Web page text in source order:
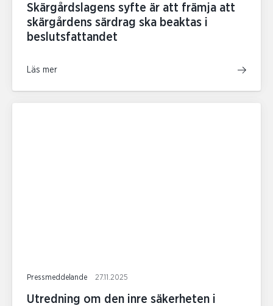
Skärgårdslagens syfte är att främja att
skärgårdens särdrag ska beaktas i
beslutsfattandet
Läs mer
Pressmeddelande 27.11.2025
Utredning om den inre säkerheten i